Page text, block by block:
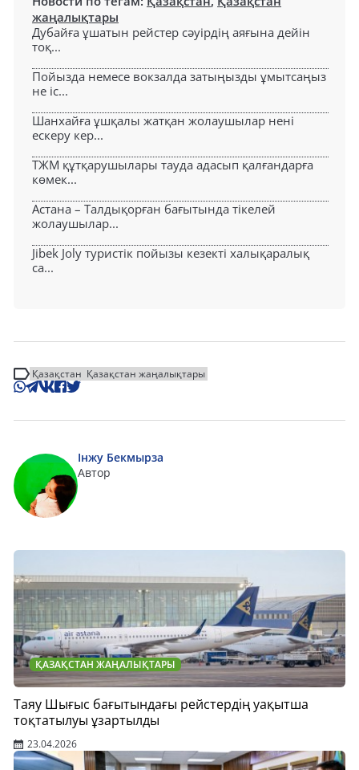
жаңалықтары
Дубайға ұшатын рейстер сәуірдің аяғына дейін
тоқ...
Пойызда немесе вокзалда затыңызды ұмытсаңыз
не іс...
Шанхайға ұшқалы жатқан жолаушылар нені
ескеру кер...
ТЖМ құтқарушылары тауда адасып қалғандарға
көмек...
Астана – Талдықорған бағытында тікелей
жолаушылар...
Jibek Joly туристік пойызы кезекті халықаралық
са...
Қазақстан Қазақстан жаңалықтары
Інжу Бекмырза
Автор
ҚАЗАҚСТАН ЖАҢАЛЫҚТАРЫ
Таяу Шығыс бағытындағы рейстердің уақытша
тоқтатылуы ұзартылды
23.04.2026